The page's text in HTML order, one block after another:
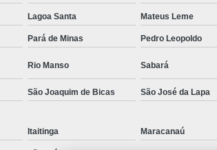
Sensor Anti Fadiga
Sensor de Fadiga
Sensor de Fadiga para Caminhões
Sono para Motorista
Sensor Fadiga
Camera Veicular Gravador
Digital Veicular Gravador Dvr Veicular
Lagoa Santa Mateus Leme
Pará de Minas Pedro Leopoldo
Rio Manso Sabará
São Joaquim de Bicas São José da Lapa
Itaitinga Maracanaú